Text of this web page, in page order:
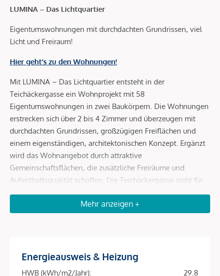
LUMINA – Das Lichtquartier
Eigentumswohnungen mit durchdachten Grundrissen, viel
Licht und Freiraum!
Hier geht’s zu den Wohnungen!
Mit LUMINA – Das Lichtquartier entsteht in der
Teichäckergasse ein Wohnprojekt mit 58
Eigentumswohnungen in zwei Baukörpern. Die Wohnungen
erstrecken sich über 2 bis 4 Zimmer und überzeugen mit
durchdachten Grundrissen, großzügigen Freiflächen und
einem eigenständigen, architektonischen Konzept. Ergänzt
wird das Wohnangebot durch attraktive
Gemeinschaftsflächen, die zusätzliche Freiräume und
Aufenthaltsqualität schaffen. Die Teichäckergasse steht für
ein Wohnumfeld mit viel Freiraum und besonderem
Grünbezug. Angrenzend an das Stadtwäldchen entsteht ein
Durchdachte Grundrisse und helle Wohnräume
Mehr anzeigen +
Energieausweis & Heizung
HWB (kWh/m2/Jahr):
29.8